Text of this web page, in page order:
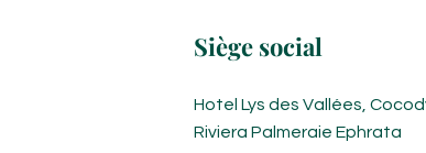
Siège social
Hotel Lys des Vallées,
Riviera Palmeraie Ephrata